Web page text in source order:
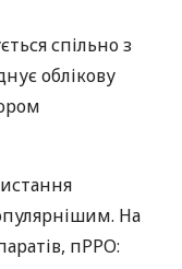
спільно з
облікову
На
пРРО: